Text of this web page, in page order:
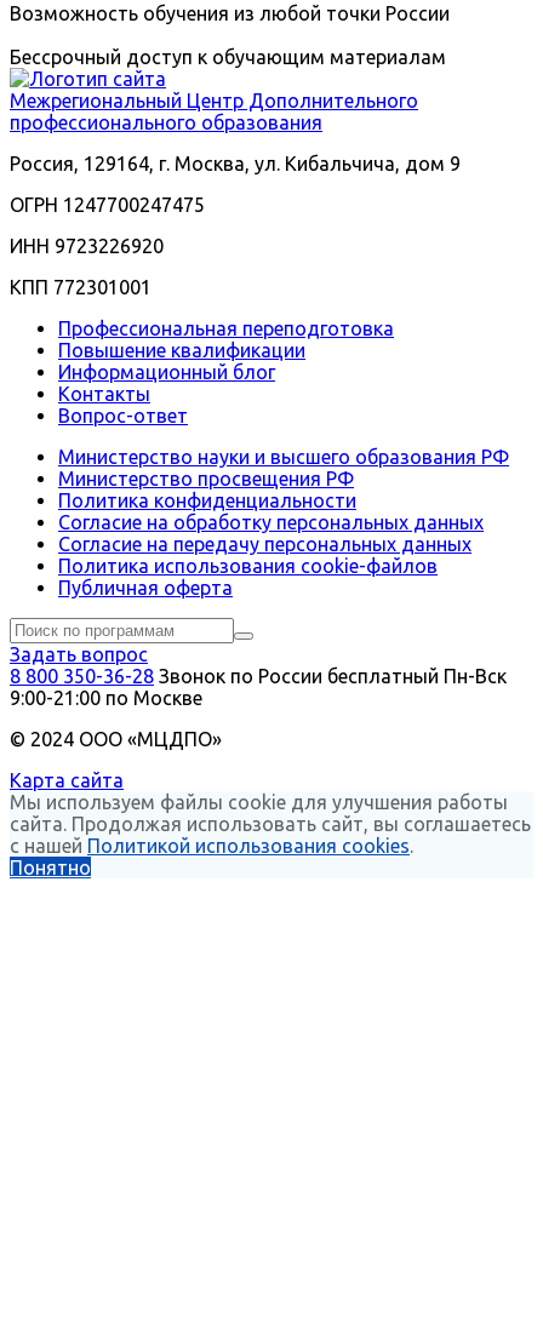
Возможность обучения из любой точки России
Бессрочный доступ к обучающим материалам
Межрегиональный Центр Дополнительного
профессионального образования
Россия, 129164, г. Москва, ул. Кибальчича, дом 9
ОГРН 1247700247475
ИНН 9723226920
КПП 772301001
Профессиональная переподготовка
Повышение квалификации
Информационный блог
Контакты
Вопрос-ответ
Министерство науки и высшего образования РФ
Министерство просвещения РФ
Политика конфиденциальности
Согласие на обработку персональных данных
Согласие на передачу персональных данных
Политика использования сookie-файлов
Публичная оферта
Задать вопрос
8 800 350-36-28 Звонок по России бесплатный Пн-Вск
9:00-21:00 по Москве
© 2024 ООО «МЦДПО»
Карта сайта
Мы используем файлы cookie для улучшения работы
сайта. Продолжая использовать сайт, вы соглашаетесь
с нашей Политикой использования cookies.
Понятно